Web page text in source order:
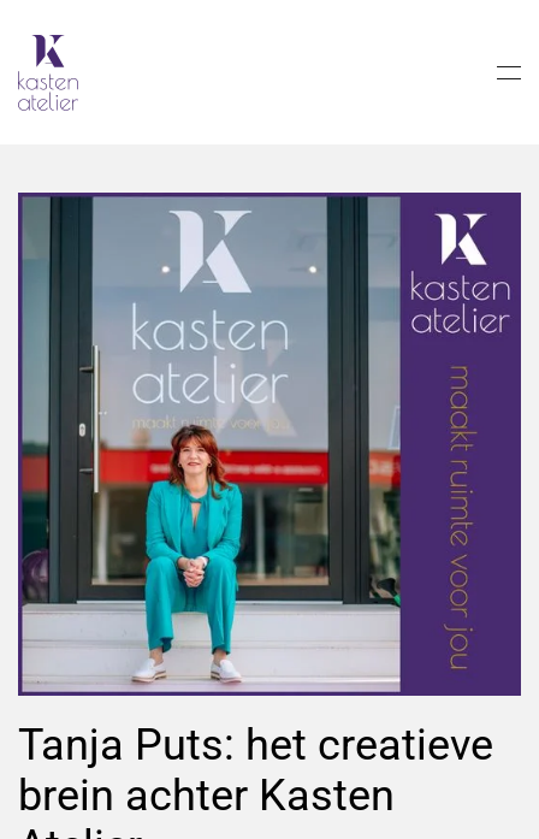
Skip to main content
Tanja Puts: het creatieve
brein achter Kasten